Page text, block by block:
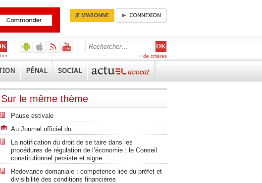
JE M'ABONNE CONNEXION
+ de critères
PÉNAL SOCIAL
Sur le même thème
Pause estivale
Au Journal officiel du
La notification du droit de se taire dans les
procédures de régulation de l’économie : le Conseil
constitutionnel persiste et signe
Redevance domaniale : compétence liée du préfet et
divisibilité des conditions financières